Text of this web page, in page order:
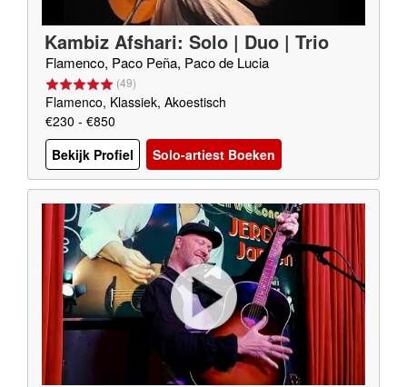
Kambiz Afshari: Solo | Duo | Trio
Flamenco, Paco Peña, Paco de Lucia
(49)
Flamenco, Klassiek, Akoestisch
€230 - €850
Bekijk Profiel
Solo-artiest Boeken